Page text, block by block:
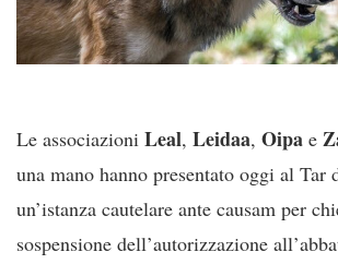
Le associazioni Leal, Leidaa, Oipa e
una mano hanno presentato oggi al Tar
un’istanza cautelare ante causam per
sospensione dell’autorizzazione